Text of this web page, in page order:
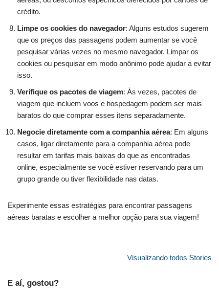
crédito.
Limpe os cookies do navegador: Alguns estudos sugerem
que os preços das passagens podem aumentar se você
pesquisar várias vezes no mesmo navegador. Limpar os
cookies ou pesquisar em modo anônimo pode ajudar a evitar
isso.
Verifique os pacotes de viagem: Às vezes, pacotes de
viagem que incluem voos e hospedagem podem ser mais
baratos do que comprar esses itens separadamente.
Negocie diretamente com a companhia aérea: Em alguns
casos, ligar diretamente para a companhia aérea pode
resultar em tarifas mais baixas do que as encontradas
online, especialmente se você estiver reservando para um
grupo grande ou tiver flexibilidade nas datas.
Experimente essas estratégias para encontrar passagens
aéreas baratas e escolher a melhor opção para sua viagem!
Visualizando todos Stories
Airbnb:
Economize e
anos pode
Diferença
E aí, gostou?